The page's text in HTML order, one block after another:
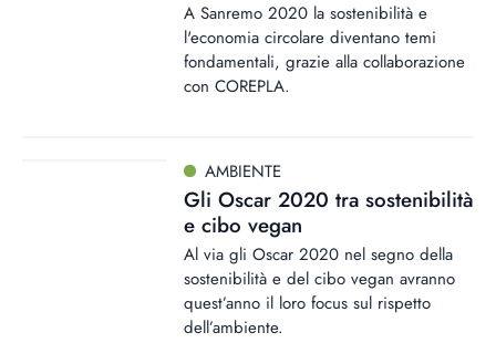
A Sanremo 2020 la sostenibilità e
l'economia circolare diventano temi
fondamentali, grazie alla collaborazione
con COREPLA.
AMBIENTE
Gli Oscar 2020 tra sostenibilità
e cibo vegan
Al via gli Oscar 2020 nel segno della
sostenibilità e del cibo vegan avranno
quest’anno il loro focus sul rispetto
dell’ambiente.